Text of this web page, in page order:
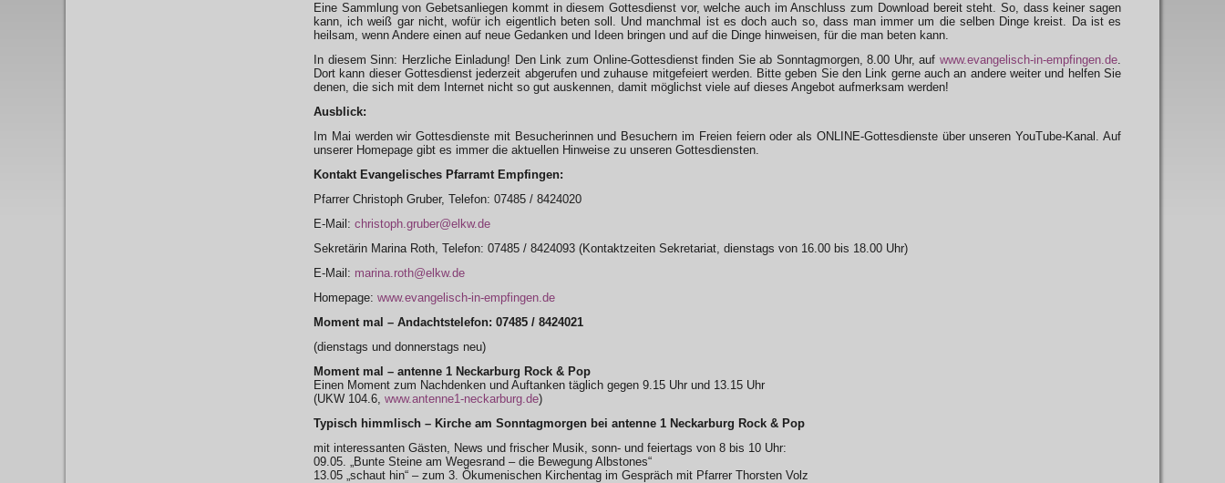
Eine Sammlung von Gebetsanliegen kommt in diesem Gottesdienst vor, welche auch im Anschluss zum Download bereit steht. So, dass keiner sagen
kann, ich weiß gar nicht, wofür ich eigentlich beten soll. Und manchmal ist es doch auch so, dass man immer um die selben Dinge kreist. Da ist es
heilsam, wenn Andere einen auf neue Gedanken und Ideen bringen und auf die Dinge hinweisen, für die man beten kann.
In diesem Sinn: Herzliche Einladung! Den Link zum Online-Gottesdienst finden Sie ab Sonntagmorgen, 8.00 Uhr, auf www.evangelisch-in-empfingen.de.
Dort kann dieser Gottesdienst jederzeit abgerufen und zuhause mitgefeiert werden. Bitte geben Sie den Link gerne auch an andere weiter und helfen Sie
denen, die sich mit dem Internet nicht so gut auskennen, damit möglichst viele auf dieses Angebot aufmerksam werden!
Ausblick:
Im Mai werden wir Gottesdienste mit Besucherinnen und Besuchern im Freien feiern oder als ONLINE-Gottesdienste über unseren YouTube-Kanal. Auf
unserer Homepage gibt es immer die aktuellen Hinweise zu unseren Gottesdiensten.
Kontakt Evangelisches Pfarramt Empfingen:
Pfarrer Christoph Gruber, Telefon: 07485 / 8424020
E-Mail: christoph.gruber@elkw.de
Sekretärin Marina Roth, Telefon: 07485 / 8424093 (Kontaktzeiten Sekretariat, dienstags von 16.00 bis 18.00 Uhr)
E-Mail: marina.roth@elkw.de
Homepage: www.evangelisch-in-empfingen.de
Moment mal – Andachtstelefon: 07485 / 8424021
(dienstags und donnerstags neu)
Moment mal – antenne 1 Neckarburg Rock & Pop
Einen Moment zum Nachdenken und Auftanken täglich gegen 9.15 Uhr und 13.15 Uhr
(UKW 104.6, www.antenne1-neckarburg.de)
Typisch himmlisch – Kirche am Sonntagmorgen bei antenne 1 Neckarburg Rock & Pop
mit interessanten Gästen, News und frischer Musik, sonn- und feiertags von 8 bis 10 Uhr:
09.05. „Bunte Steine am Wegesrand – die Bewegung Albstones“
13.05 „schaut hin“ – zum 3. Ökumenischen Kirchentag im Gespräch mit Pfarrer Thorsten Volz